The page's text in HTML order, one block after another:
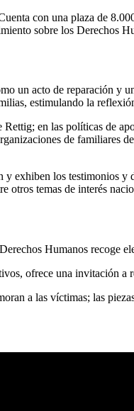
con una plaza de
sobre los Derechos
un acto de reparación y
estimulando la
Rettig; en las políticas de
de
exhiben los testimonios
otros temas de interés
Humanos recoge
ofrece una invitación
a las víctimas; las